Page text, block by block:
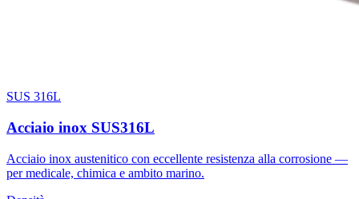
SUS 316L
Acciaio inox SUS316L
Acciaio inox austenitico con eccellente resistenza alla corrosione —
per medicale, chimica e ambito marino.